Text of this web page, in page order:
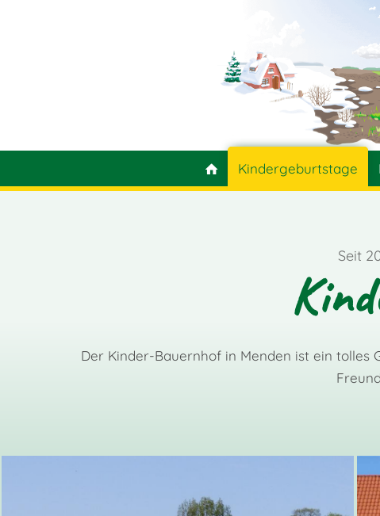
Kindergeburtstage
Seit
Der Kinder-Bauernhof in Menden ist ein tolles